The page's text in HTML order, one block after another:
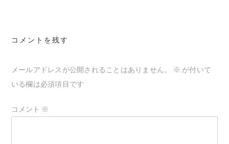
ゲ
シ
ン
コメントを残す
メールアドレスが公開されることはありません。 ※ が付いて
いる欄は必須項目です
コメント ※